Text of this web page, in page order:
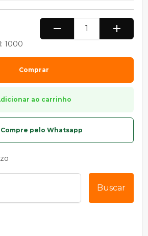
remove add
1000
Comprar
ao carrinho
Compre pelo Whatsapp
Buscar